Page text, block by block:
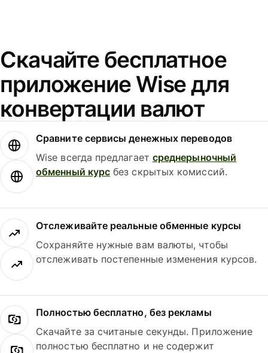
Скачайте бесплатное
приложение Wise для
конвертации валют
Сравните сервисы денежных переводов
Wise всегда предлагает среднерыночный
обменный курс без скрытых комиссий.
Отслеживайте реальные обменные курсы
Сохраняйте нужные вам валюты, чтобы
отслеживать постепенные изменения курсов.
Полностью бесплатно, без рекламы
Скачайте за считаные секунды. Приложение
полностью бесплатно и не содержит